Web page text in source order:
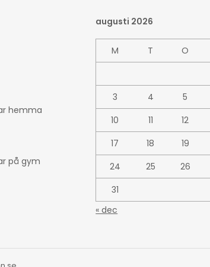
hemma
på gym
augusti 2026
M T O
3
4 5
10
11 12
17
18 19
24
25 26
31
« dec